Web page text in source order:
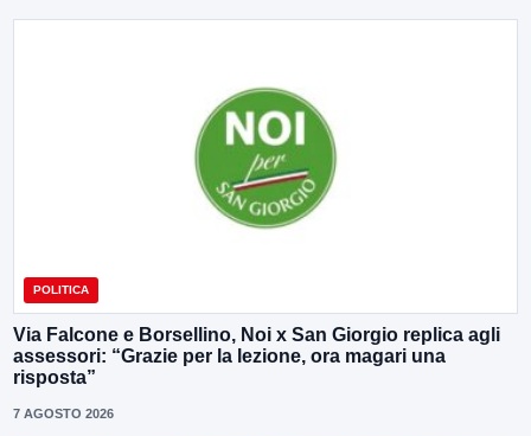
POLITICA
Via Falcone e Borsellino, Noi x San Giorgio replica agli
assessori: “Grazie per la lezione, ora magari una
risposta”
7 AGOSTO 2026